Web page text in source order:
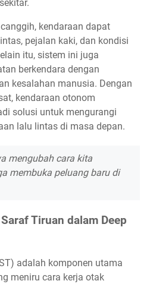
kendaraan dapat
pejalan kaki, dan kondisi
itu, sistem ini juga
berkendara dengan
kesalahan manusia. Dengan
kendaraan otonom
solusi untuk mengurangi
lalu lintas di masa depan.
mengubah cara kita
membuka peluang baru di
Tiruan dalam Deep
adalah komponen utama
meniru cara kerja otak